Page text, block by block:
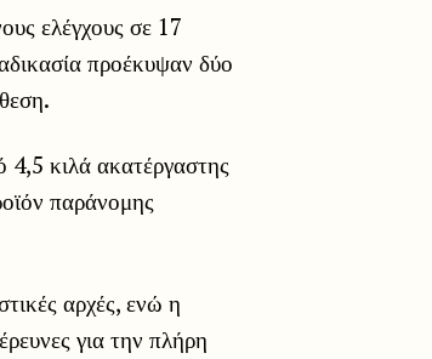
ελέγχους σε 17
προέκυψαν δύο
4,5 κιλά ακατέργαστης
παράνομης
αρχές, ενώ η
για την πλήρη